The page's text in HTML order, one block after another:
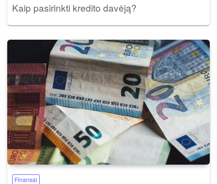
Kaip pasirinkti kredito davėją?
Finansai